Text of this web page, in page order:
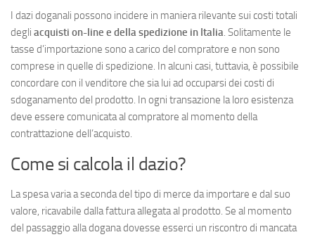
I dazi doganali possono incidere in maniera rilevante sui costi totali
degli acquisti on-line e della spedizione in Italia. Solitamente le
tasse d’importazione sono a carico del compratore e non sono
comprese in quelle di spedizione. In alcuni casi, tuttavia, è possibile
concordare con il venditore che sia lui ad occuparsi dei costi di
sdoganamento del prodotto. In ogni transazione la loro esistenza
deve essere comunicata al compratore al momento della
contrattazione dell’acquisto.
Come si calcola il dazio?
La spesa varia a seconda del tipo di merce da importare e dal suo
valore, ricavabile dalla fattura allegata al prodotto. Se al momento
del passaggio alla dogana dovesse esserci un riscontro di mancata